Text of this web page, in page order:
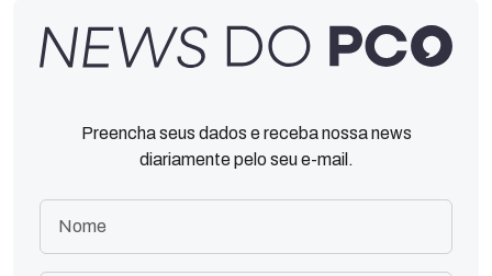
Preencha seus dados e receba nossa news
diariamente pelo seu e-mail.